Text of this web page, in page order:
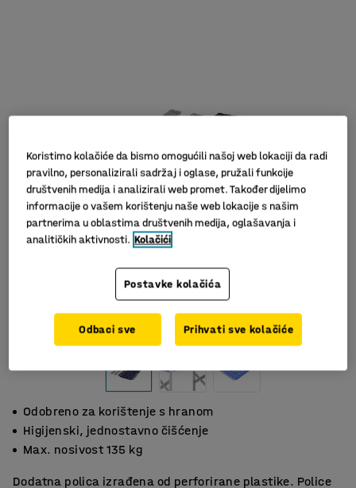
Odobreno za korištenje s hranom
Higijenski, jednostavno čišćenje
Max. nosivost 135 kg
Dodatna polica izrađena od perforirane plastike. Police
Koristimo kolačiće da bismo omogućili našoj web lokaciji da radi
pravilno, personalizirali sadržaj i oglase, pružali funkcije
društvenih medija i analizirali web promet. Također dijelimo
informacije o vašem korištenju naše web lokacije s našim
partnerima u oblastima društvenih medija, oglašavanja i
analitičkih aktivnosti. Kolačići
Postavke kolačića
Odbaci sve Prihvati sve kolačiće